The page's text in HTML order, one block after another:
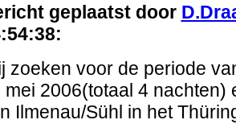
geplaatst door
zoeken voor de periode
mei 2006(totaal 4
Ilmenau/Sühl in het